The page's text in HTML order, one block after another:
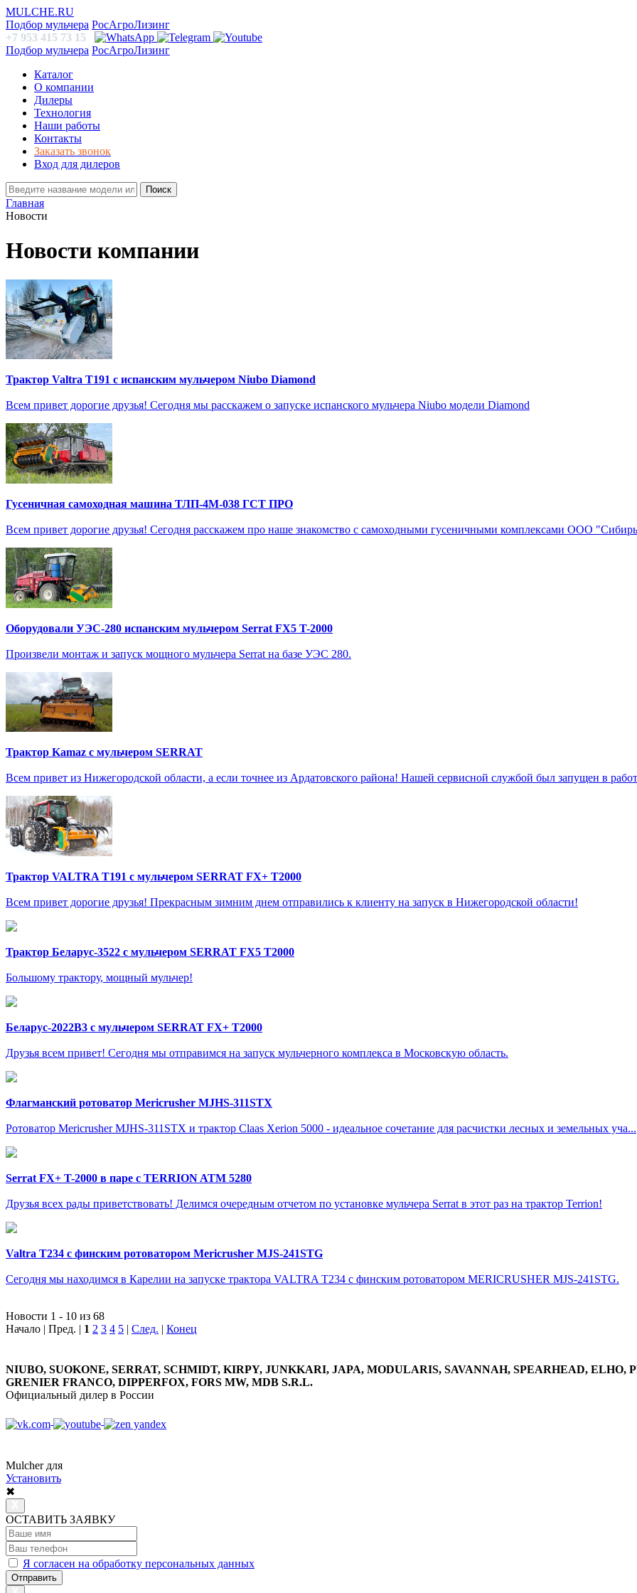
MULCHE.RU
Подбор мульчера РосАгроЛизинг
+7 953 415 73 15
Подбор мульчера РосАгроЛизинг
Каталог
О компании
Дилеры
Технология
Наши работы
Контакты
Заказать звонок
Вход для дилеров
Поиск
Главная
Новости
Новости компании
Трактор Valtra T191 с испанским мульчером Niubo Diamond
Всем привет дорогие друзья! Сегодня мы расскажем о запуске испанского мульчера Niubo модели Diamond
Гусеничная самоходная машина ТЛП-4М-038 ГСТ ПРО
Всем привет дорогие друзья! Сегодня расскажем про наше знакомство с самоходными гусеничными комплексами ООО
Оборудовали УЭС-280 испанским мульчером Serrat FX5 T-2000
Произвели монтаж и запуск мощного мульчера Serrat на базе УЭС 280.
Трактор Kamaz с мульчером SERRAT
Всем привет из Нижегородской области, а если точнее из Ардатовского района! Нашей сервисной службой был запущен в
Трактор VALTRA T191 с мульчером SERRAT FX+ T2000
Всем привет дорогие друзья! Прекрасным зимним днем отправились к клиенту на запуск в Нижегородской области!
Трактор Беларус-3522 с мульчером SERRAT FX5 T2000
Большому трактору, мощный мульчер!
Беларус-2022В3 c мульчером SERRAT FX+ T2000
Друзья всем привет! Сегодня мы отправимся на запуск мульчерного комплекса в Московскую область.
Флагманский ротоватор Mericrusher MJHS-311STX
Ротоватор Mericrusher MJHS-311STX и трактор Claas Xerion 5000 - идеальное сочетание для расчистки лесных и земельных уча...
Serrat FX+ T-2000 в паре с TERRION ATM 5280
Друзья всех рады приветствовать! Делимся очередным отчетом по установке мульчера Serrat в этот раз на трактор Terrion!
Valtra T234 c финским ротоватором Mericrusher MJS-241STG
Сегодня мы находимся в Карелии на запуске трактора VALTRA T234 с финским ротоватором MERICRUSHER MJS-241STG.
Новости 1 - 10 из 68
Начало | Пред. | 1 2 3 4 5 | След. | Конец
NIUBO, SUOKONE, SERRAT, SCHMIDT, KIRPY, JUNKKARI, JAPA, MODULARIS, SAVANNAH, SPEARHEAD, ELHO,
GRENIER FRANCO, DIPPERFOX, FORS MW, MDB S.R.L.
Официальный дилер в России
Mulcher для
Установить
✖
ОСТАВИТЬ ЗАЯВКУ
Я согласен на обработку персональных данных
Отправить